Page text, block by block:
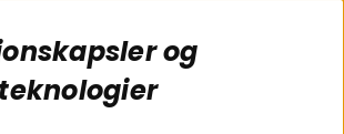
for
Cookies
Kjøpsvilkår
Personvernpolicy
og